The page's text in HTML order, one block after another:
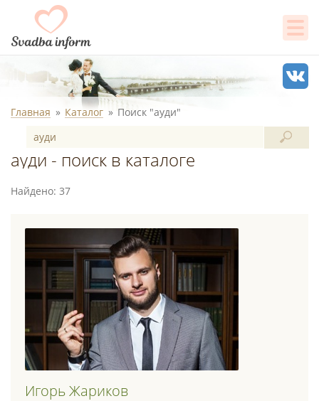
Главная Каталог Поиск "ауди"
ауди - поиск в каталоге
Найдено: 37
Игорь Жариков